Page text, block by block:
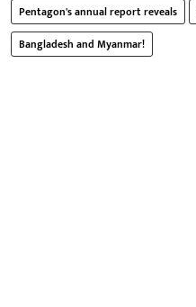
Pentagon's annual report reveals
Bangladesh and Myanmar!